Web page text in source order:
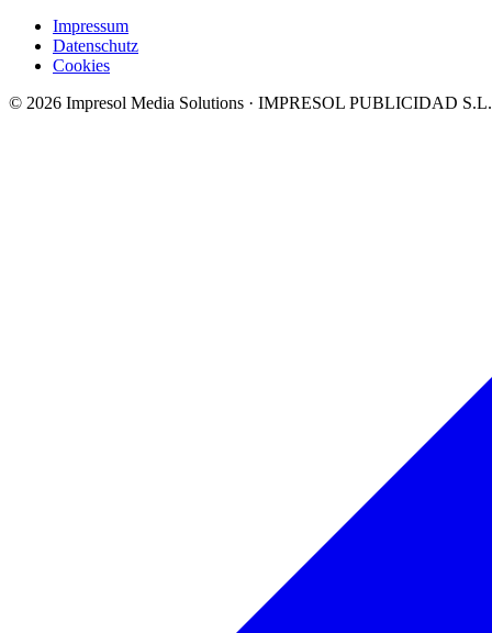
Impressum
Datenschutz
Cookies
© 2026 Impresol Media Solutions · IMPRESOL PUBLICIDAD S.L.